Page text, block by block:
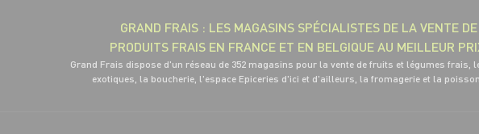
GRAND FRAIS : LES MAGASINS SPÉCIALISTES DE LA VENTE DE
PRODUITS FRAIS EN FRANCE ET EN BELGIQUE AU MEILLEUR
Grand Frais dispose d'un réseau de 352 magasins pour la vente de fruits et légumes frais,
exotiques, la boucherie, l'espace Epiceries d'ici et d'ailleurs, la fromagerie et la